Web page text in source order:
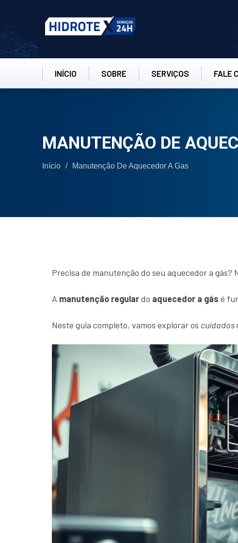
INÍCIO SOBRE SERVIÇOS FALE
MANUTENÇÃO DE
Início / Manutenção De Aquecedor A Gas
Precisa de manutenção do seu aquecedor a
A manutenção regulardo aquecedor a gás é
Neste guia completo, vamos explorar os cuidados